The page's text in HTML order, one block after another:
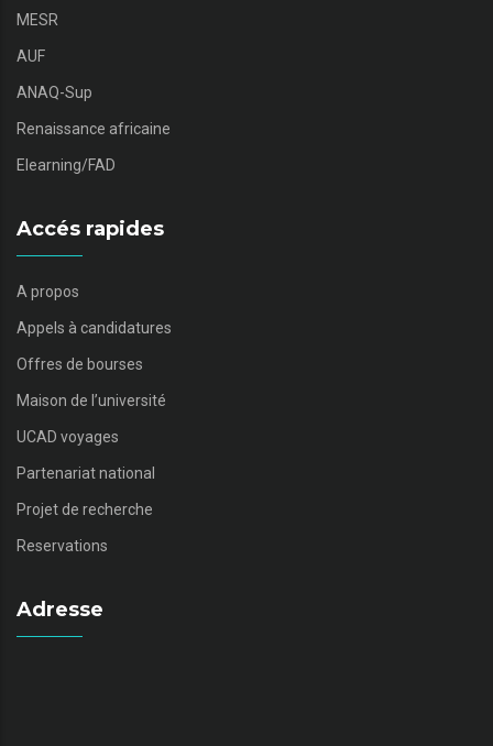
MESR
AUF
ANAQ-Sup
Renaissance africaine
Elearning/FAD
Accés rapides
A propos
Appels à candidatures
Offres de bourses
Maison de l’université
UCAD voyages
Partenariat national
Projet de recherche
Reservations
Adresse